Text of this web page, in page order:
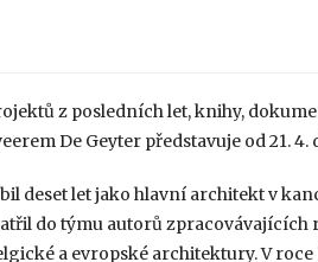
z posledních let, knihy,
De Geyter představuje od 21.
deset let jako hlavní architekt v
do týmu autorů
a evropské architektury. V